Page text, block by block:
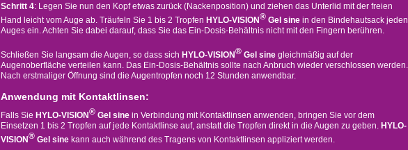
Schritt 4: Legen Sie nun den Kopf etwas zurück (Nackenposition) und ziehen das Unterlid mit der freien
Hand leicht vom Auge ab. Träufeln Sie 1 bis 2 Tropfen HYLO-VISION®Gel sinein den Bindehautsack jeden
Auges ein. Achten Sie dabei darauf, dass Sie das Ein-Dosis-Behältnis nicht mit den Fingern berühren.
Schließen Sie langsam die Augen, so dass sich HYLO-VISION®Gel sinegleichmäßig auf der
Augenoberfläche verteilen kann. Das Ein-Dosis-Behältnis sollte nach Anbruch wieder verschlossen werden.
Nach erstmaliger Öffnung sind die Augentropfen noch 12 Stunden anwendbar.
Anwendung mit Kontaktlinsen:
Falls Sie HYLO-VISION®Gel sinein Verbindung mit Kontaktlinsen anwenden, bringen Sie vor dem
Einsetzen 1 bis 2 Tropfen auf jede Kontaktlinse auf, anstatt die Tropfen direkt in die Augen zu geben. HYLO-
VISION®Gel sinekann auch während des Tragens von Kontaktlinsen appliziert werden.